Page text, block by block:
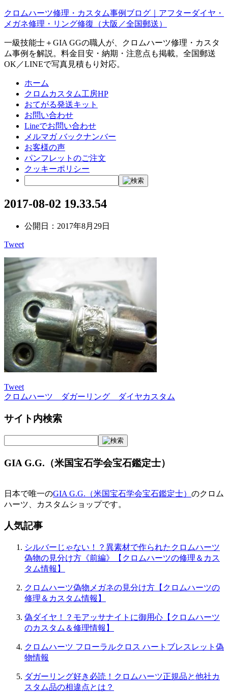
クロムハーツ修理・カスタム事例ブログ｜アフターダイヤ・
メガネ修理・リング修復（大阪／全国郵送）
一級技能士＋GIA GGの職人が、クロムハーツ修理・カスタ
ム事例を解説。料金目安・納期・注意点も掲載。全国郵送
OK／LINEで写真見積もり対応。
ホーム
クロムカスタム工房HP
おてがる発送キット
お問い合わせ
Lineでお問い合わせ
メルマガ バックナンバー
お客様の声
パンフレットのご注文
クッキーポリシー
2017-08-02 19.33.54
公開日： 2017年8月29日
Tweet
Tweet
投
稿
ナ
ビ
ゲ
シ
ン
クロムハーツ ダガーリング ダイヤカスタム
サイト内検索
GIA G.G.（米国宝石学会宝石鑑定士）
日本で唯一のGIA G.G.（米国宝石学会宝石鑑定士） のクロム
ハーツ、カスタムショップです。
人気記事
シルバーじゃない！？異素材で作られたクロムハーツ
偽物の見分け方《前編》【クロムハーツの修理＆カス
タム情報】
クロムハーツ偽物メガネの見分け方【クロムハーツの
修理＆カスタム情報】
偽ダイヤ！？モアッサナイトに御用心【クロムハーツ
のカスタム＆修理情報】
クロムハーツ フローラルクロス ハートブレスレット偽
物情報
ダガーリング好き必読！クロムハーツ正規品と他社カ
スタム品の相違点とは？